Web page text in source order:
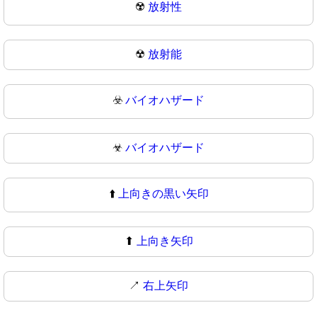
☢️ 放射性
☢ 放射能
☣️ バイオハザード
☣ バイオハザード
⬆️ 上向きの黒い矢印
⬆ 上向き矢印
↗️ 右上矢印